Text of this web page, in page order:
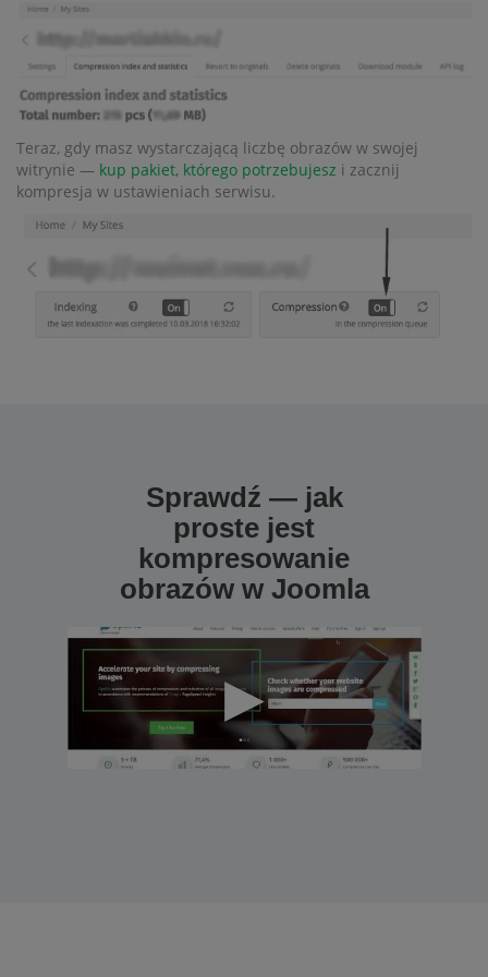
Teraz, gdy masz wystarczającą liczbę obrazów w swojej
witrynie — kup pakiet, którego potrzebujesz i zacznij
kompresja w ustawieniach serwisu.
Sprawdź — jak
proste jest
kompresowanie
obrazów w Joomla